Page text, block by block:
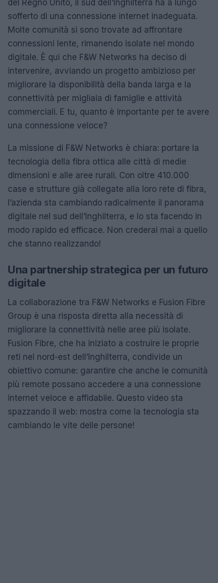
del Regno Unito, il sud dell’Inghilterra ha a lungo
sofferto di una connessione internet inadeguata.
Molte comunità si sono trovate ad affrontare
connessioni lente, rimanendo isolate nel mondo
digitale. È qui che F&W Networks ha deciso di
intervenire, avviando un progetto ambizioso per
migliorare la disponibilità della banda larga e la
connettività per migliaia di famiglie e attività
commerciali. E tu, quanto è importante per te avere
una connessione veloce?
La missione di F&W Networks è chiara: portare la
tecnologia della fibra ottica alle città di medie
dimensioni e alle aree rurali. Con oltre 410.000
case e strutture già collegate alla loro rete di fibra,
l’azienda sta cambiando radicalmente il panorama
digitale nel sud dell’Inghilterra, e lo sta facendo in
modo rapido ed efficace. Non crederai mai a quello
che stanno realizzando!
Una partnership strategica per un futuro
digitale
La collaborazione tra F&W Networks e Fusion Fibre
Group è una risposta diretta alla necessità di
migliorare la connettività nelle aree più isolate.
Fusion Fibre, che ha iniziato a costruire le proprie
reti nel nord-est dell’Inghilterra, condivide un
obiettivo comune: garantire che anche le comunità
più remote possano accedere a una connessione
internet veloce e affidabile. Questo video sta
spazzando il web: mostra come la tecnologia sta
cambiando le vite delle persone!